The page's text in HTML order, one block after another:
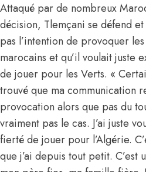
Attaqué par de nombreux
décision, Tlemçani se défend et
pas l’intention de provoquer
marocains et qu’il voulait juste
de jouer pour les Verts. «
trouvé que ma communication
provocation alors que pas du
vraiment pas le cas. J’ai juste
fierté de jouer pour l’Algérie.
que j’ai depuis tout petit. C’est